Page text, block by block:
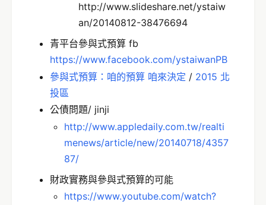
http://www.slideshare.net/ystaiw
an/20140812-38476694
青平台參與式預算 fb
https://www.facebook.com/ystaiwanPB
參與式預算：咱的預算 咱來決定 / 2015 北
投區
公債問題/ jinji
http://www.appledaily.com.tw/realti
menews/article/new/20140718/4357
87/
財政實務與參與式預算的可能
https://www.youtube.com/watch?